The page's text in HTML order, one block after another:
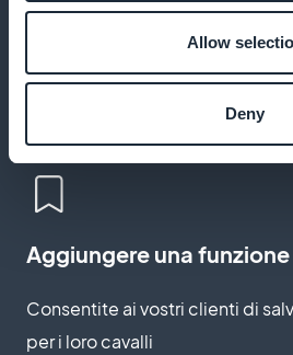
Allow
Deny
Aggiungere video tutorial sulla
manipolazione in caso di
Aggiungere una
Consentite ai vostri clienti di
per i loro cavalli